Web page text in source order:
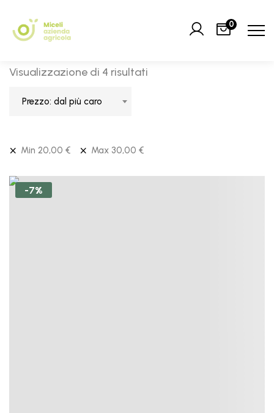
0
Visualizzazione di 4 risultati
Prezzo: dal più caro
Min 20,00 € Max 30,00 €
-7%